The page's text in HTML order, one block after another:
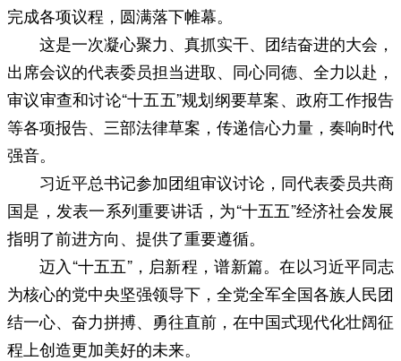
完成各项议程，圆满落下帷幕。
这是一次凝心聚力、真抓实干、团结奋进的大会，
出席会议的代表委员担当进取、同心同德、全力以赴，
审议审查和讨论“十五五”规划纲要草案、政府工作报告
等各项报告、三部法律草案，传递信心力量，奏响时代
强音。
习近平总书记参加团组审议讨论，同代表委员共商
国是，发表一系列重要讲话，为“十五五”经济社会发展
指明了前进方向、提供了重要遵循。
迈入“十五五”，启新程，谱新篇。在以习近平同志
为核心的党中央坚强领导下，全党全军全国各族人民团
结一心、奋力拼搏、勇往直前，在中国式现代化壮阔征
程上创造更加美好的未来。